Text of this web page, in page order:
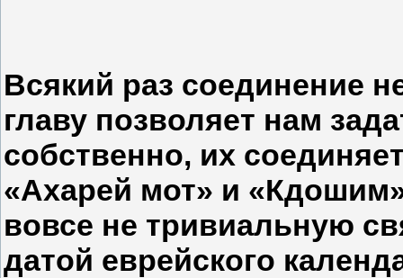
Всякий раз соединение
главу позволяет нам
собственно, их
«Ахарей мот» и
вовсе не тривиальную
датой еврейского